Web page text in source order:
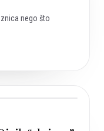
nego što